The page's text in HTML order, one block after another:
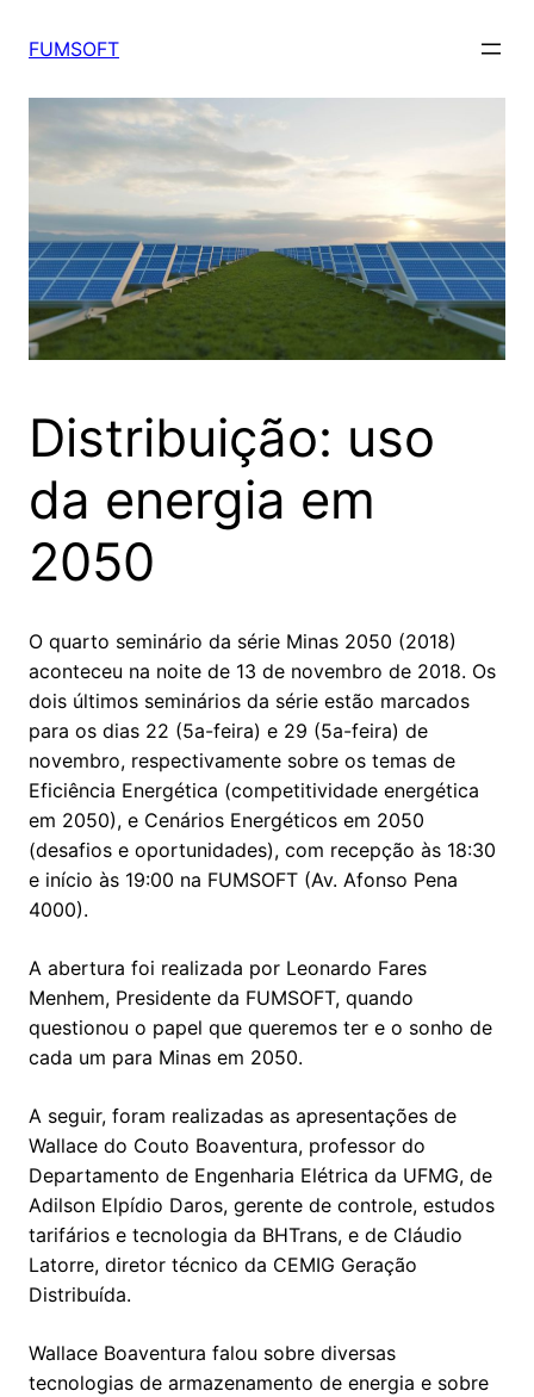
FUMSOFT
Distribuição: uso
da energia em
2050
O quarto seminário da série Minas 2050 (2018)
aconteceu na noite de 13 de novembro de 2018. Os
dois últimos seminários da série estão marcados
para os dias 22 (5a-feira) e 29 (5a-feira) de
novembro, respectivamente sobre os temas de
Eficiência Energética (competitividade energética
em 2050), e Cenários Energéticos em 2050
(desafios e oportunidades), com recepção às 18:30
e início às 19:00 na FUMSOFT (Av. Afonso Pena
4000).
A abertura foi realizada por Leonardo Fares
Menhem, Presidente da FUMSOFT, quando
questionou o papel que queremos ter e o sonho de
cada um para Minas em 2050.
A seguir, foram realizadas as apresentações de
Wallace do Couto Boaventura, professor do
Departamento de Engenharia Elétrica da UFMG, de
Adilson Elpídio Daros, gerente de controle, estudos
tarifários e tecnologia da BHTrans, e de Cláudio
Latorre, diretor técnico da CEMIG Geração
Distribuída.
Wallace Boaventura falou sobre diversas
tecnologias de armazenamento de energia e sobre